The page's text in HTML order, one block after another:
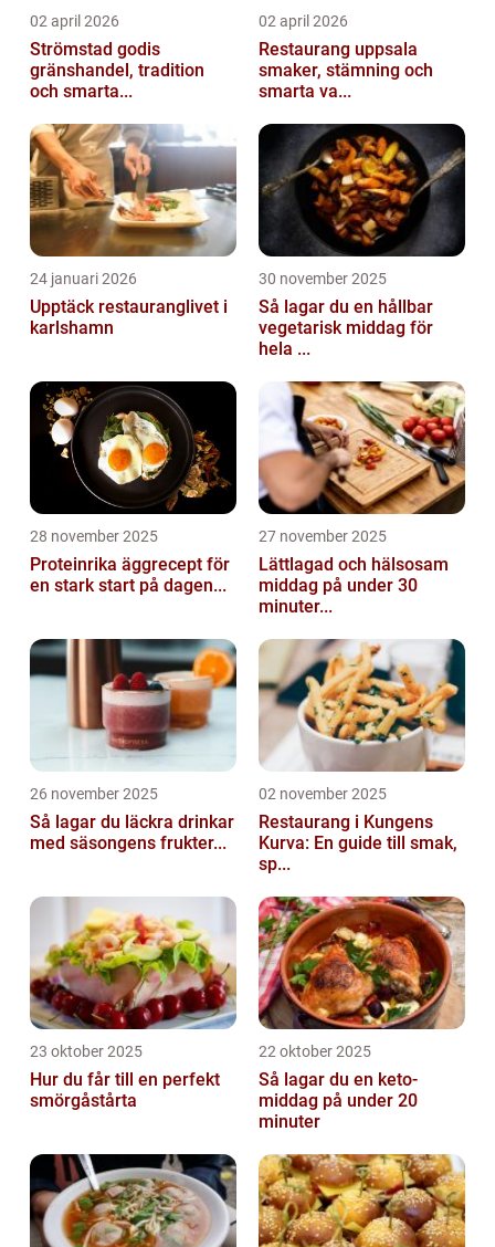
02 april 2026
Strömstad godis
gränshandel, tradition
och smarta...
02 april 2026
Restaurang uppsala
smaker, stämning och
smarta va...
24 januari 2026
Upptäck restauranglivet i
karlshamn
30 november 2025
Så lagar du en hållbar
vegetarisk middag för
hela ...
28 november 2025
Proteinrika äggrecept för
en stark start på dagen...
27 november 2025
Lättlagad och hälsosam
middag på under 30
minuter...
26 november 2025
Så lagar du läckra drinkar
med säsongens frukter...
02 november 2025
Restaurang i Kungens
Kurva: En guide till smak,
sp...
23 oktober 2025
Hur du får till en perfekt
smörgåstårta
22 oktober 2025
Så lagar du en keto-
middag på under 20
minuter